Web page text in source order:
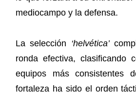
mediocampo y la defensa.
La selección ‘helvética’
ronda efectiva, clasificando
equipos más consistentes
fortaleza ha sido el orden